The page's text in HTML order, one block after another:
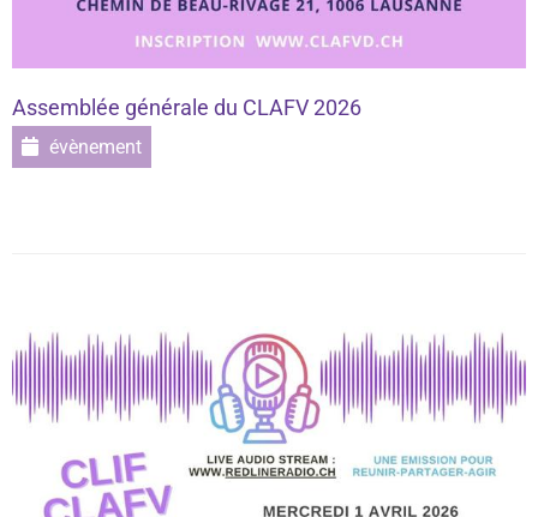
Assemblée générale du CLAFV 2026
évènement